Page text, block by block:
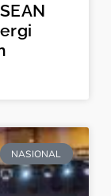
NASIONAL